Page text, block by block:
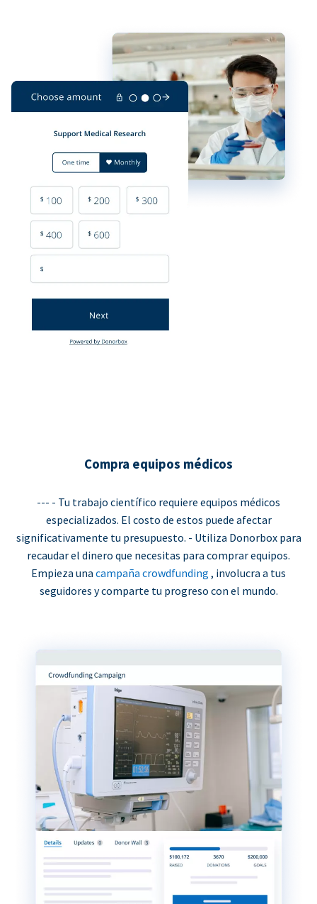
Compra equipos médicos
--- - Tu trabajo científico requiere equipos médicos
especializados. El costo de estos puede afectar
significativamente tu presupuesto. - Utiliza Donorbox para
recaudar el dinero que necesitas para comprar equipos.
Empieza una campaña crowdfunding , involucra a tus
seguidores y comparte tu progreso con el mundo.